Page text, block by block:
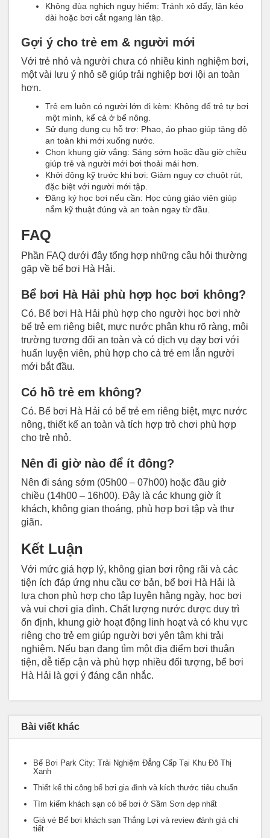
Không đùa nghịch nguy hiểm: Tránh xô đẩy, lặn kéo
dài hoặc bơi cắt ngang làn tập.
Gợi ý cho trẻ em & người mới
Với trẻ nhỏ và người chưa có nhiều kinh nghiệm bơi,
một vài lưu ý nhỏ sẽ giúp trải nghiệp bơi lội an toàn
hơn.
Trẻ em luôn có người lớn đi kèm: Không để trẻ tự bơi
một mình, kể cả ở bể nông.
Sử dụng dụng cụ hỗ trợ: Phao, áo phao giúp tăng độ
an toàn khi mới xuống nước.
Chọn khung giờ vắng: Sáng sớm hoặc đầu giờ chiều
giúp trẻ và người mới bơi thoải mái hơn.
Khởi động kỹ trước khi bơi: Giảm nguy cơ chuột rút,
đặc biệt với người mới tập.
Đăng ký học bơi nếu cần: Học cùng giáo viên giúp
nắm kỹ thuật đúng và an toàn ngay từ đầu.
FAQ
Phần FAQ dưới đây tổng hợp những câu hỏi thường
gặp về bể bơi Hà Hải.
Bể bơi Hà Hải phù hợp học bơi không?
Có. Bể bơi Hà Hải phù hợp cho người học bơi nhờ
bể trẻ em riêng biệt, mực nước phân khu rõ ràng, môi
trường tương đối an toàn và có dịch vụ dạy bơi với
huấn luyện viên, phù hợp cho cả trẻ em lẫn người
mới bắt đầu.
Có hồ trẻ em không?
Có. Bể bơi Hà Hải có bể trẻ em riêng biệt, mực nước
nông, thiết kế an toàn và tích hợp trò chơi phù hợp
cho trẻ nhỏ.
Nên đi giờ nào để ít đông?
Nên đi sáng sớm (05h00 – 07h00) hoặc đầu giờ
chiều (14h00 – 16h00). Đây là các khung giờ ít
khách, không gian thoáng, phù hợp bơi tập và thư
giãn.
Kết Luận
Với mức giá hợp lý, không gian bơi rộng rãi và các
tiện ích đáp ứng nhu cầu cơ bản, bể bơi Hà Hải là
lựa chọn phù hợp cho tập luyện hằng ngày, học bơi
và vui chơi gia đình. Chất lượng nước được duy trì
ổn định, khung giờ hoạt động linh hoạt và có khu vực
riêng cho trẻ em giúp người bơi yên tâm khi trải
nghiệm. Nếu bạn đang tìm một địa điểm bơi thuận
tiện, dễ tiếp cận và phù hợp nhiều đối tượng, bể bơi
Hà Hải là gợi ý đáng cân nhắc.
Bài viết khác
Bể Bơi Park City: Trải Nghiệm Đẳng Cấp Tại Khu Đô Thị
Xanh
Thiết kế thi công bể bơi gia đình và kích thước tiêu chuẩn
Tìm kiếm khách sạn có bể bơi ở Sầm Sơn đẹp nhất
Giá vé Bể bơi khách sạn Thắng Lợi và review đánh giá chi
tiết